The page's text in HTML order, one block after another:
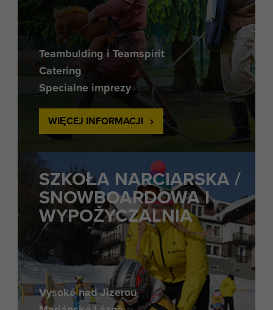
Teambulding i Teamspirit
Catering
Specialne imprezy
WIĘCEJ INFORMACJI
SZKOŁA NARCIARSKA /
SNOWBOARDOWA I
WYPOŻYCZALNIA
Vysoké nad Jizerou